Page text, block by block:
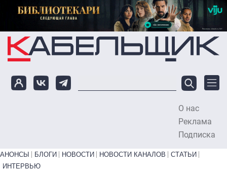
Перейти к основному содержанию
О нас
Реклама
Подписка
Primary links bottom
АНОНСЫ БЛОГИ НОВОСТИ НОВОСТИ КАНАЛОВ
СТАТЬИ
ИНТЕРВЬЮ